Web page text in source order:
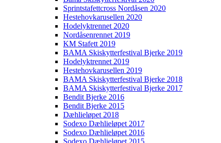
Sprintstafettcross Nordåsen 2020
Hestehovkarusellen 2020
Hodelyktrennet 2020
Nordåsenrennet 2019
KM Stafett 2019
BAMA Skiskytterfestival Bjerke 2019
Hodelyktrennet 2019
Hestehovkarusellen 2019
BAMA Skiskytterfestival Bjerke 2018
BAMA Skiskytterfestival Bjerke 2017
Bendit Bjerke 2016
Bendit Bjerke 2015
Dæhlieløpet 2018
Sodexo Dæhlieløpet 2017
Sodexo Dæhlieløpet 2016
Sodexo Dæhlieløpet 2015